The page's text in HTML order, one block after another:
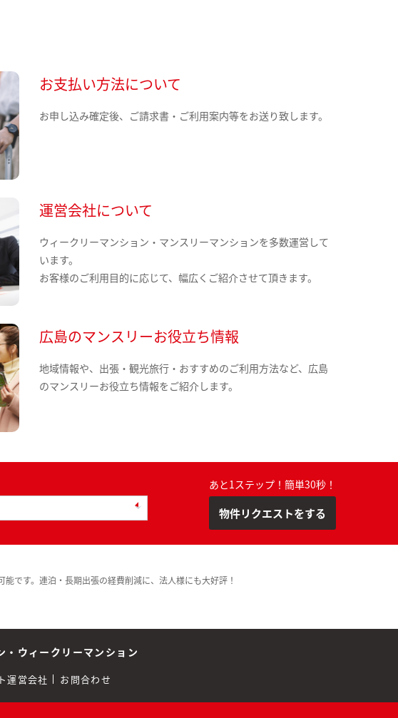
お支払い方法について
お申し込み確定後、ご請求書・ご利用案内等をお送り致します。
運営会社について
ウィークリーマンション・マンスリーマンションを多数運営して
います。
お客様のご利用目的に応じて、幅広くご紹介させて頂きます。
広島のマンスリーお役立ち情報
地域情報や、出張・観光旅行・おすすめのご利用方法など、広島
のマンスリーお役立ち情報をご紹介します。
あと1ステップ！簡単30秒！
物件リクエストをする
です。連泊・長期出張の経費削減に、法人様にも大好評！
・ウィークリーマンション
運営会社 お問合わせ